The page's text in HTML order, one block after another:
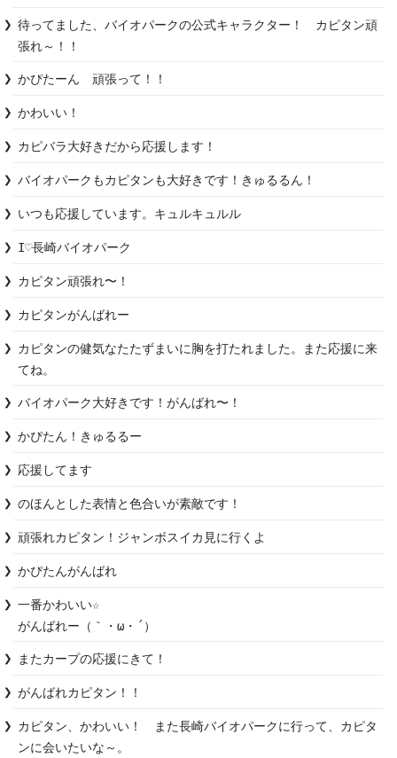
待ってました、バイオパークの公式キャラクター！　カピタン頑
張れ～！！
かぴたーん　頑張って！！
かわいい！
カピバラ大好きだから応援します！
バイオパークもカピタンも大好きです！きゅるるん！
いつも応援しています。キュルキュルル
I♡長崎バイオパーク
カピタン頑張れ〜！
カピタンがんばれー
カピタンの健気なたたずまいに胸を打たれました。また応援に来
てね。
バイオパーク大好きです！がんばれ〜！
かぴたん！きゅるるー
応援してます
のほんとした表情と色合いが素敵です！
頑張れカピタン！ジャンボスイカ見に行くよ
かぴたんがんばれ
一番かわいい☆
がんばれー（｀・ω・´）
またカープの応援にきて！
がんばれカピタン！！
カピタン、かわいい！　また長崎バイオパークに行って、カピタ
ンに会いたいな～。